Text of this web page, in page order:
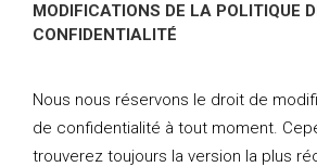
MODIFICATIONS DE LA POLITIQUE
CONFIDENTIALITÉ
Nous nous réservons le droit de
de confidentialité à tout moment.
trouverez toujours la version la plus